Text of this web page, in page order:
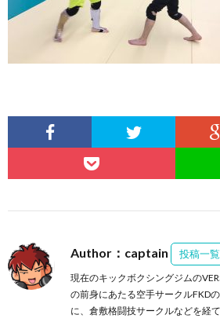
Author：captain 投稿一覧
現在のキックボクシングジムの
の前身にあたる空手サークルFKD
に、倉敷格闘技サークルなどを経